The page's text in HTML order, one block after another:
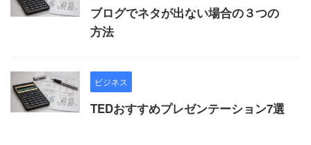
ブログでネタが出ない場合の３つの
方法
ビジネス
TEDおすすめプレゼンテーション7選